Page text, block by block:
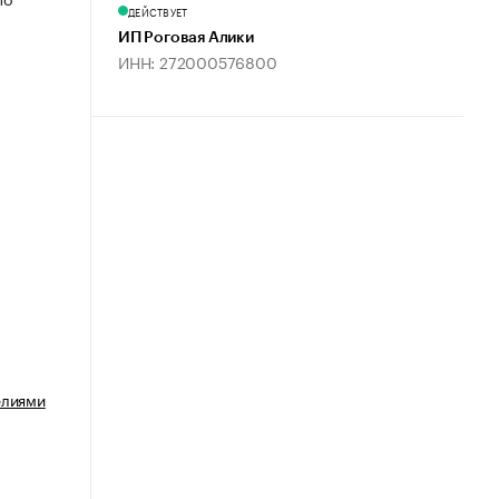
ДЕЙСТВУЕТ
ИП Роговая Алики
ИНН: 272000576800